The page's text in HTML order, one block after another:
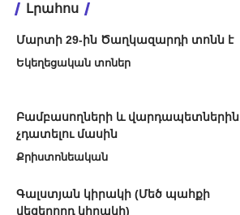
Լրահոս
Մարտի 29-ին Ծաղկազարդի տոնն է
Եկեղեցական տոներ
Բամբասողների և վարդապետներին
չդատելու մասին
Քրիստոնեական
Գալստյան կիրակի (Մեծ պահքի
վեցերորդ կիրակի)